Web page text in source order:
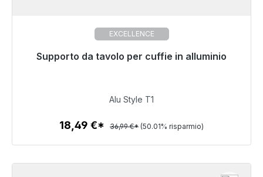
EXCELLENCE
Supporto da tavolo per cuffie in alluminio
Pronto per la spedizione immediata, tempo di
18,49 €
Dettagli
Alu Style T1
18,49 €* 36,99 €* (50.01% risparmio)